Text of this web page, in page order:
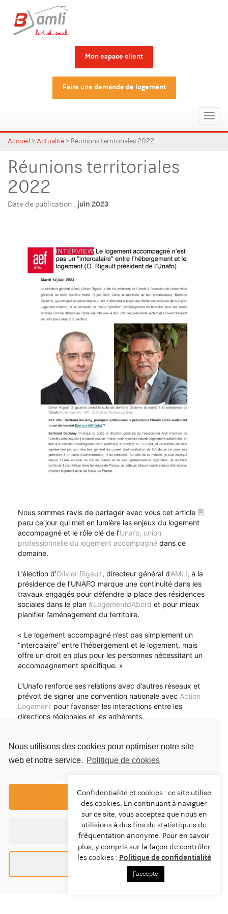
Nous utilisons des cookies pour optimiser notre site
web et notre service. Politique de cookies
Tout accepter
Tout refuser
Mon espace client
Faire une demande de logement
Accueil > Actualité > Réunions territoriales 2022
Réunions territoriales
2022
Date de publication : juin 2023
Nous sommes ravis de partager avec vous cet article
paru ce jour qui met en lumière les enjeux du logement
accompagné et le rôle clé de l’Unafo, union
professionnelle du logement accompagné dans ce
domaine.
L’élection d’Olivier Rigault, directeur général d’AMLI, à la
présidence de l’UNAFO marque une continuité dans les
travaux engagés pour défendre la place des résidences
sociales dans le plan #LogementdAbord et pour mieux
planifier l’aménagement du territoire.
« Le logement accompagné n’est pas simplement un
“intercalaire” entre l’hébergement et le logement, mais
offre un droit en plus pour les personnes nécessitant un
accompagnement spécifique. »
L’Unafo renforce ses relations avec d’autres réseaux et
prévoit de signer une convention nationale avec Action
Logement pour favoriser les interactions entre les
directions régionales et les adhérents.
saisonniers.
Nous vous invitons à prendre connaissance de cet
Rejoignez AMLI sur les réseaux sociaux et suivez toute
l’actualité
Confidentialité et cookies : ce site utilise
des cookies. En continuant à naviguer
sur ce site, vous acceptez que nous en
utilisions à des fins de statistiques de
fréquentation anonyme. Pour en savoir
plus, y compris sur la façon de contrôler
les cookies : Politique de confidentialité
J'accepte